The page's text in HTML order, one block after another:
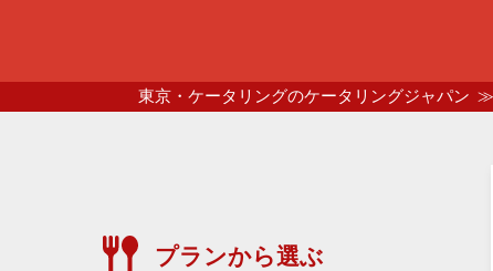
東京・ケータリングのケータリングジャパン
プランから選ぶ